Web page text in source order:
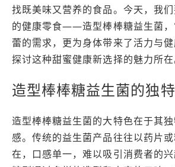
找既美味又营养的食品。今天，我
的健康零食——造型棒棒糖益生菌，
蕾的需求，更为身体带来了活力与
探讨这种甜蜜健康新选择的魅力所在
造型棒棒糖益生菌的独
造型棒棒糖益生菌的大特色在于其
感。传统的益生菌产品往往以药片
在，口感单一，难以吸引消费者的